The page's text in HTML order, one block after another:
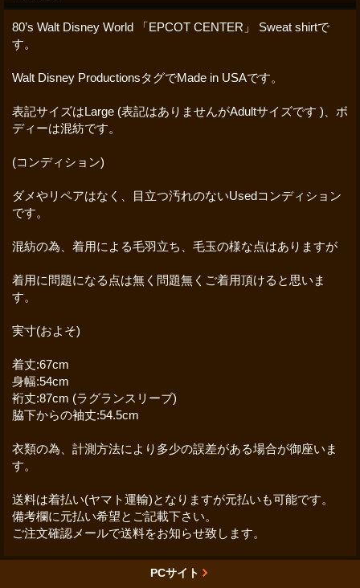
80’s Walt Disney World 「EPCOT CENTER」 Sweat shirtで
す。
Walt Disney ProductionsタグでMade in USAです。
表記サイズはLarge (表記はありませんがAdultサイズです )、ボ
ディーは混紡です。
(コンディション)
ダメやリペアはなく、目立つ汚れのないUsedコンディション
です。
混紡の為、着用による毛羽立ち、毛玉の様な点はありますが
着用に問題になる点は無く問題無くご着用頂けると思いま
す。
実寸(およそ)
着丈:67cm
身幅:54cm
裄丈:87cm (ラグランスリーブ)
脇下からの袖丈:54.5cm
衣類の為、計測方法により多少の誤差がある場合が御座いま
す。
送料は着払い(ヤマト運輸)となりますが元払いも可能です。
備考欄に元払い希望とご記載下さい。
ご注文確認メールで送料をお知らせ致します。
PCサイト